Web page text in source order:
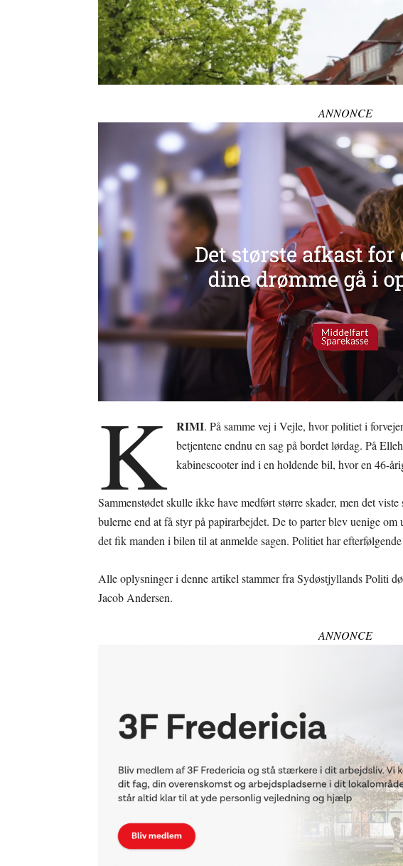
ANNONCE
K RIMI. På samme vej i Vejle, hvor politiet i
betjentene endnu en sag på bordet lørdag. På
kabinescooter ind i en holdende bil, hvor en 46-
Sammenstødet skulle ikke have medført større skader, men det
bulerne end at få styr på papirarbejdet. De to parter blev uenige
det fik manden i bilen til at anmelde sagen. Politiet har
Alle oplysninger i denne artikel stammer fra Sydøstjyllands Politi
Jacob Andersen.
ANNONCE